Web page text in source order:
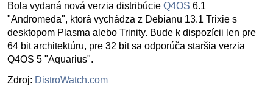
Bola vydaná nová verzia distribúcie Q4OS 6.1
"Andromeda", ktorá vychádza z Debianu 13.1 Trixie s
desktopom Plasma alebo Trinity. Bude k dispozícii len pre
64 bit architektúru, pre 32 bit sa odporúča staršia verzia
Q4OS 5 "Aquarius".
Zdroj: DistroWatch.com